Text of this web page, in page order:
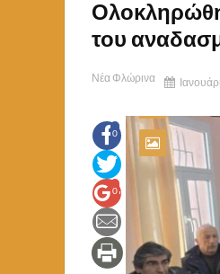
του
Νέα Φλώρινα
0
0